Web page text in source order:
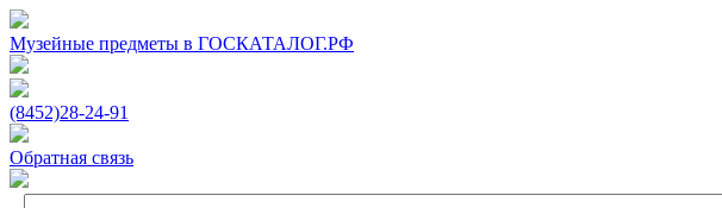
Музейные предметы в ГОСКАТАЛОГ.РФ
(8452)28‑24‑91
Обратная связь